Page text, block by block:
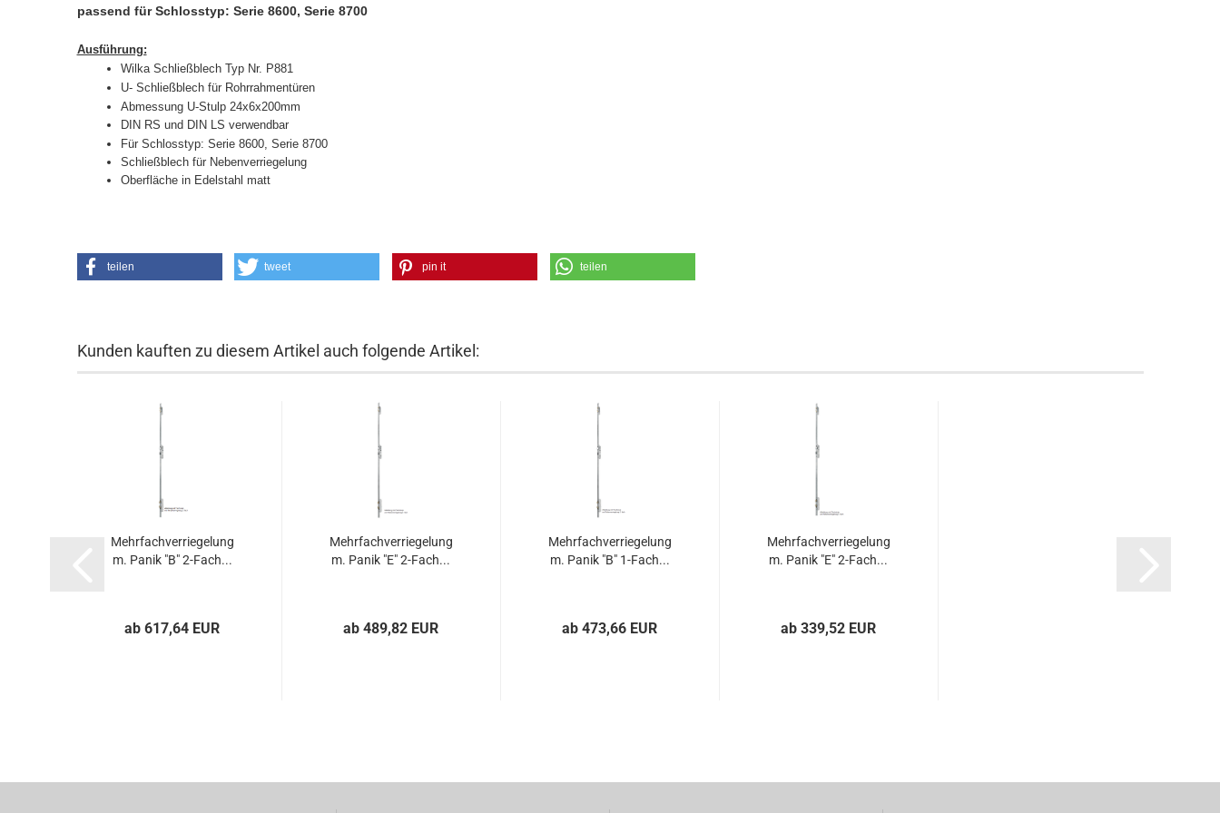
passend für Schlosstyp: Serie 8600, Serie 8700
Ausführung:
Wilka Schließblech Typ Nr. P881
U- Schließblech für Rohrrahmentüren
Abmessung U-Stulp 24x6x200mm
DIN RS und DIN LS verwendbar
Für Schlosstyp: Serie 8600, Serie 8700
Schließblech für Nebenverriegelung
Oberfläche in Edelstahl matt
teilen tweet pin it teilen
Kunden kauften zu diesem Artikel auch folgende Artikel:
Mehr­fach­ver­rie­ge­lung
m. Panik "B" 2-​Fach...
ab 617,64 EUR
Mehr­fach­ver­rie­ge­lung
m. Panik "E" 2-​Fach...
ab 489,82 EUR
Mehr­fach­ver­rie­ge­lung
m. Panik "B" 1-​Fach...
ab 473,66 EUR
Mehr­fach­ver­rie­ge­lung
m. Panik "E" 2-​Fach...
ab 339,52 EUR